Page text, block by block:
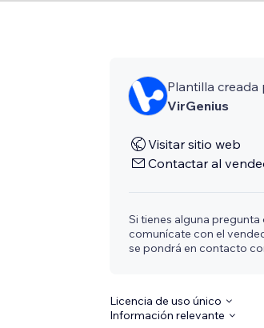
Plantilla creada
VirGenius
Visitar sitio web
Contactar al
Si tienes alguna pregunta
comunícate con el
se pondrá en contacto
Licencia de uso único
Información relevante